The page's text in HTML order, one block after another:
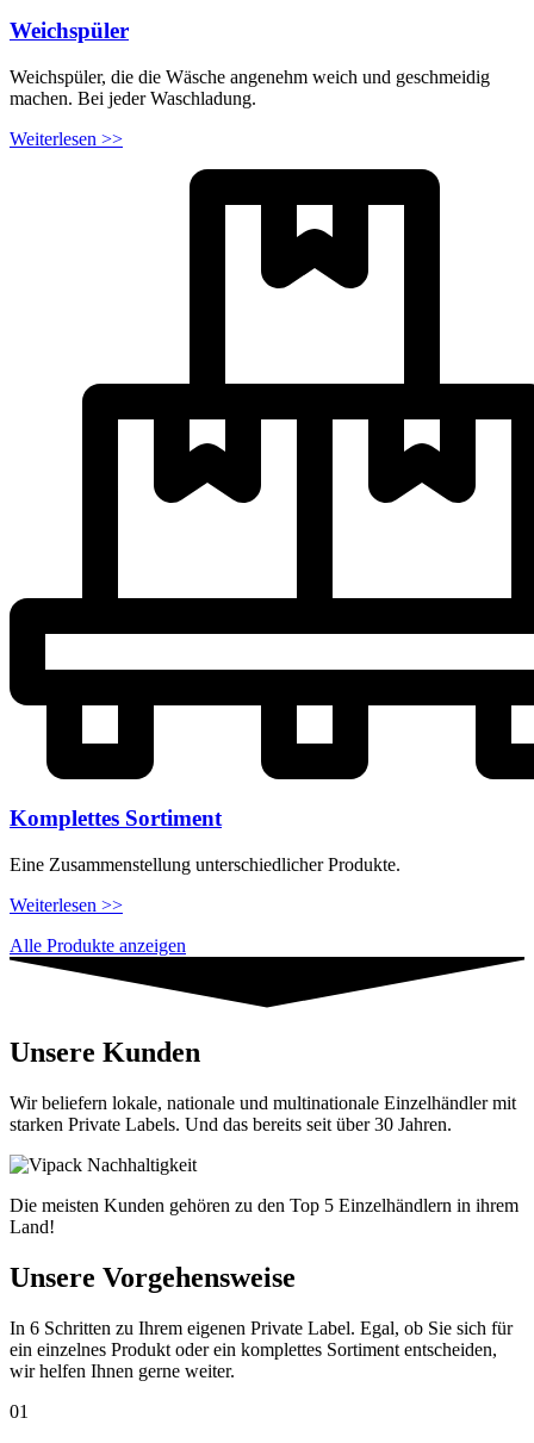
Weichspüler
Weichspüler, die die Wäsche angenehm weich und geschmeidig
machen. Bei jeder Waschladung.
Weiterlesen >>
Komplettes Sortiment
Eine Zusammenstellung unterschiedlicher Produkte.
Weiterlesen >>
Alle Produkte anzeigen
Unsere Kunden
Wir beliefern lokale, nationale und multinationale Einzelhändler mit
starken Private Labels. Und das bereits seit über 30 Jahren.
Die meisten Kunden gehören zu den Top 5 Einzelhändlern in ihrem
Land!
Unsere Vorgehensweise
In 6 Schritten zu Ihrem eigenen Private Label. Egal, ob Sie sich für
ein einzelnes Produkt oder ein komplettes Sortiment entscheiden,
wir helfen Ihnen gerne weiter.
01